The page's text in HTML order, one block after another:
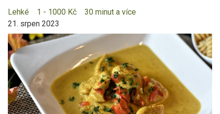
Lehké 1 - 1000 Kč
30 minut a více
21. srpen 2023